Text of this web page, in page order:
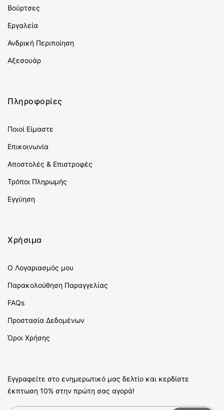
Βούρτσες
Εργαλεία
Ανδρική Περιποίηση
Αξεσουάρ
Πληροφορίες
Ποιοί Είμαστε
Επικοινωνία
Αποστολές & Επιστροφές
Τρόποι Πληρωμής
Εγγύηση
Χρήσιμα
Ο Λογαριασμός μου
Παρακολούθηση Παραγγελίας
FAQs
Προστασία Δεδομένων
Όροι Χρήσης
Εγγραφείτε στο ενημερωτικό μας δελτίο και κερδίστε
έκπτωση 10% στην πρώτη σας αγορά!